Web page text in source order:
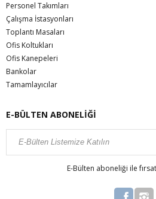
Personel Takımları
Çalışma İstasyonları
Toplantı Masaları
Ofis Koltukları
Ofis Kanepeleri
Bankolar
Tamamlayıcılar
E-BÜLTEN ABONELİĞİ
E-Bülten aboneliği ile